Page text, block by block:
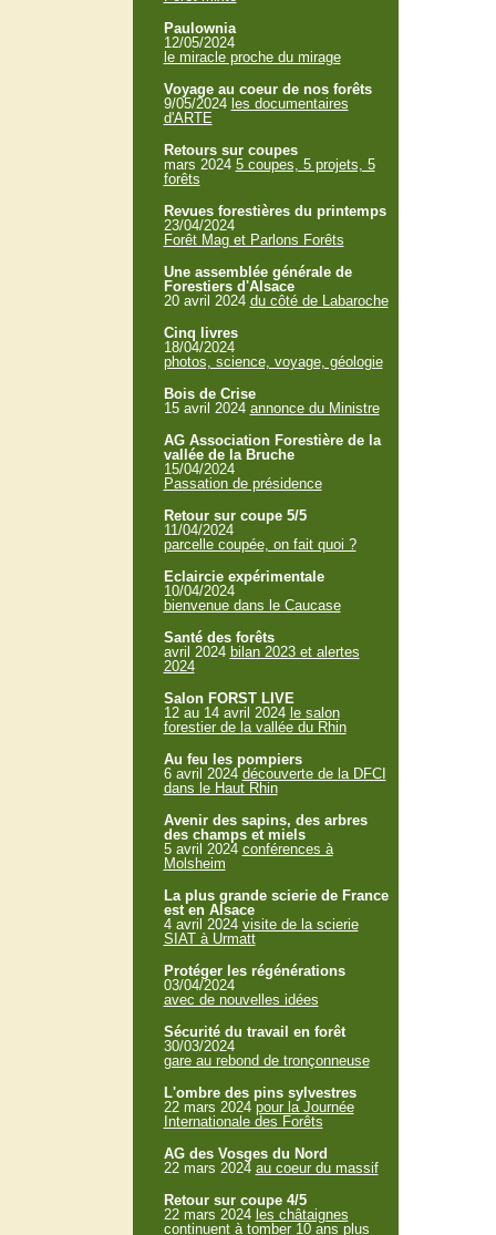
Paulownia
12/05/2024
le miracle proche du mirage
Voyage au coeur de nos forêts
9/05/2024 les documentaires
d'ARTE
Retours sur coupes
mars 2024 5 coupes, 5 projets, 5
forêts
Revues forestières du printemps
23/04/2024
Forêt Mag et Parlons Forêts
Une assemblée générale de
Forestiers d'Alsace
20 avril 2024 du côté de Labaroche
Cinq livres
18/04/2024
photos, science, voyage, géologie
Bois de Crise
15 avril 2024 annonce du Ministre
AG Association Forestière de la
vallée de la Bruche
15/04/2024
Passation de présidence
Retour sur coupe 5/5
11/04/2024
parcelle coupée, on fait quoi ?
Eclaircie expérimentale
10/04/2024
bienvenue dans le Caucase
Santé des forêts
avril 2024 bilan 2023 et alertes
2024
Salon FORST LIVE
12 au 14 avril 2024 le salon
forestier de la vallée du Rhin
Au feu les pompiers
6 avril 2024 découverte de la DFCI
dans le Haut Rhin
Avenir des sapins, des arbres
des champs et miels
5 avril 2024 conférences à
Molsheim
La plus grande scierie de France
est en Alsace
4 avril 2024 visite de la scierie
SIAT à Urmatt
Protéger les régénérations
03/04/2024
avec de nouvelles idées
Sécurité du travail en forêt
30/03/2024
gare au rebond de tronçonneuse
L'ombre des pins sylvestres
22 mars 2024 pour la Journée
Internationale des Forêts
AG des Vosges du Nord
22 mars 2024 au coeur du massif
Retour sur coupe 4/5
22 mars 2024 les châtaignes
continuent à tomber 10 ans plus